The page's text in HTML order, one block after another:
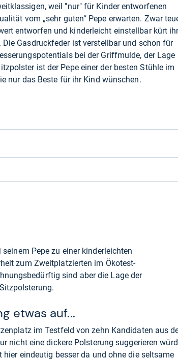
weil "nur" für Kinder entworfenen
vom „sehr guten“ Pepe erwarten. Zwar
entworfen und kinderleicht einstellbar kürt
Gasdruckfeder ist verstellbar und schon für
bei der Griffmulde, der Lage
ist der Pepe einer der besten Stühle im
nur das Beste für ihr Kind wünschen.
Pepe zu einer kinderleichten
zum Zweitplatzierten im Ökotest-
sind aber die Lage der
etwas auf...
im Testfeld von zehn Kandidaten aus
nicht eine dickere Polsterung suggerieren
hier eindeutig besser da und ohne die seltsame